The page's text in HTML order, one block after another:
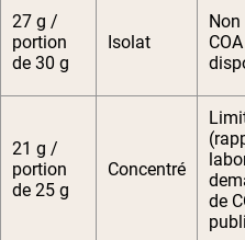
27 g /
portion
de 30 g
Isolat
Non
COA
21 g /
portion
de 25 g
Concentré
de